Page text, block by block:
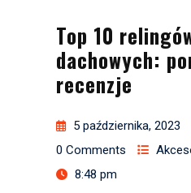
Top 10
dachowych:
recenzje
5 października, 2023
0 Comments
8:48 pm